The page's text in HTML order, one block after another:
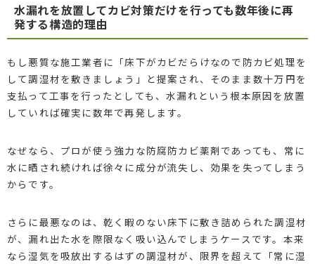
水漏れを放置してカビ対策だけを行っても数年後に再
発する構造的理由
もし悪質な施工業者に「床下がカビだらけなので防カビ処理を
して調湿材を敷きましょう」と提案され、そのまま数十万円を
支払って工事を行ったとしても、水漏れという根本原因を放置
していれば確実に数年で再発します。
なぜなら、プロが使う強力な防腐防カビ薬剤であっても、常に
水に晒され続ければ徐々に成分が流失し、効果を失ってしまう
からです。
さらに最悪なのは、乾く暇のない床下に敷き詰められた調湿材
が、漏れ出た水を際限なく吸い込んでしまうケースです。本来
なら湿気を吸放出するはずの調湿材が、限界を超えて「常に湿